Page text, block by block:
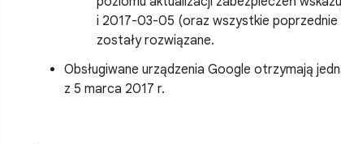
i 2017-03-05 (oraz wszystkie poprzednie
zostały rozwiązane.
Obsługiwane urządzenia Google otrzymają
z 5 marca 2017 r.